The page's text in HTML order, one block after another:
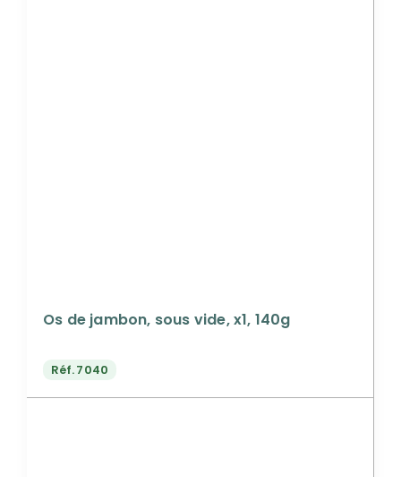
Os de jambon, sous vide, x1, 140g
Réf.7040